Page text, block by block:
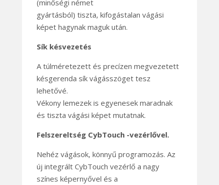
(minőségi német
gyártásból) tiszta, kifogástalan vágási
képet hagynak maguk után.
Sík késvezetés
A túlméretezett és precízen megvezetett
késgerenda sík vágásszöget tesz
lehetővé.
Vékony lemezek is egyenesek maradnak
és tiszta vágási képet mutatnak.
Felszereltség CybTouch -vezérlővel.
Nehéz vágások, könnyű programozás. Az
új integrált CybTouch vezérlő a nagy
színes képernyővel és a